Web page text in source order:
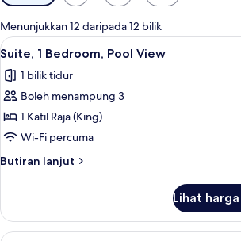
yang
tersedia
untuk
bilik
Menunjukkan 12 daripada 12 bilik
Lihat
semua
foto
untuk
Suite,
1
Bedroom,
Pool
Suite, 1
13
Suite, 1 Bedroom, Pool View
1 bilik tidur
Boleh menampung 3
1 Katil Raja (King)
Wi-Fi percuma
Butiran lanjut
Butiran
1
Bedroom,
Lihat
Peralatan